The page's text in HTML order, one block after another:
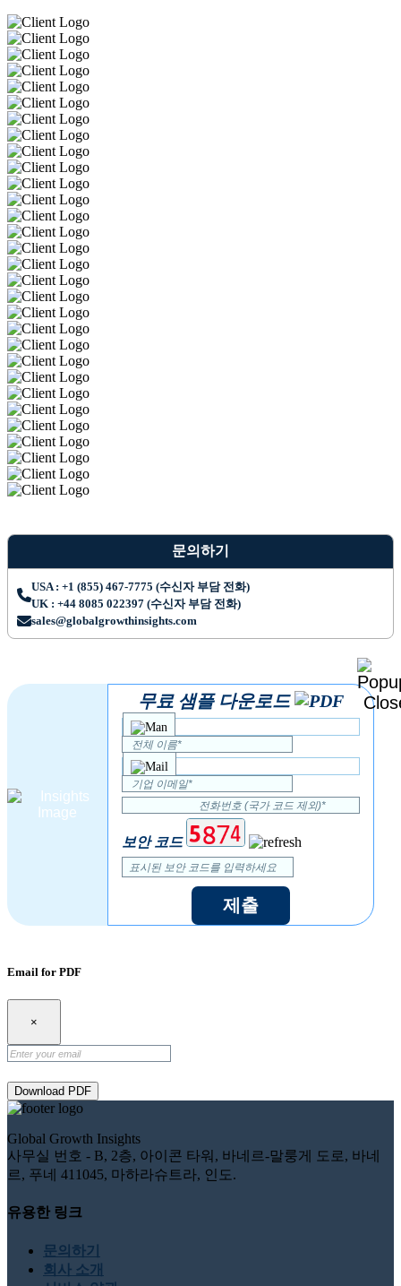
문의하기
USA : +1 (855) 467-7775 (수신자 부담 전화)
UK : +44 8085 022397 (수신자 부담 전화)
sales@globalgrowthinsights.com
무료 샘플 다운로드
보안 코드
제출
Email for PDF
×
Download PDF
Global Growth Insights
사무실 번호 - B, 2층, 아이콘 타워, 바네르-말룽게 도로, 바네
르, 푸네 411045, 마하라슈트라, 인도.
유용한 링크
문의하기
회사 소개